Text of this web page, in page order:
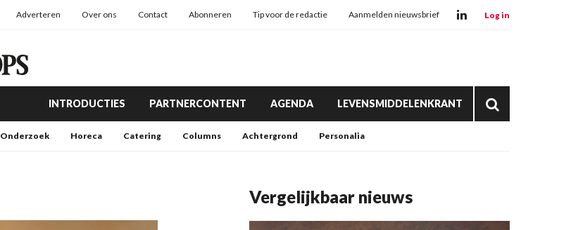
Adverteren Over ons Contact Abonneren Tip voor de redactie Aanmelden nieuwsbrief Log in
INTRODUCTIES PARTNERCONTENT AGENDA LEVENSMIDDELENKRANT
Onderzoek Horeca Catering Columns Achtergrond Personalia
Vergelijkbaar nieuws